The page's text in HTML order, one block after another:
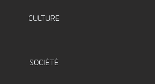
CULTURE
SOCIÉTÉ